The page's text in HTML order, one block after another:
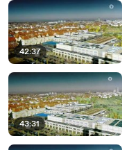
42:37
43:31